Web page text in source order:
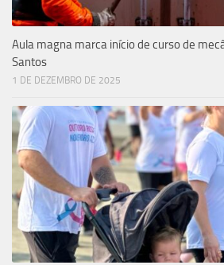
Aula magna marca início de curso de
Santos
1 DE DEZEMBRO DE 2025